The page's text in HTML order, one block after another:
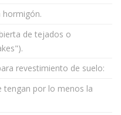
hormigón.
de tejados o
revestimiento de suelo:
tengan por lo menos la